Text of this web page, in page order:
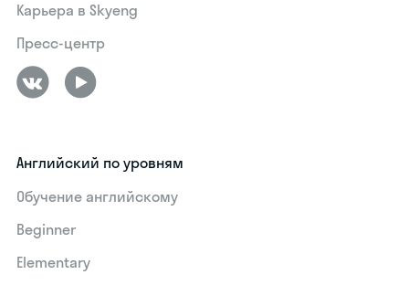
Карьера в Skyeng
Пресс-центр
Английский по уровням
Обучение английскому
Beginner
Elementary